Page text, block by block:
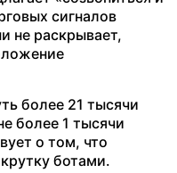
сигналов
не раскрывает,
более 21 тысячи
более 1 тысячи
о том, что
ботами.